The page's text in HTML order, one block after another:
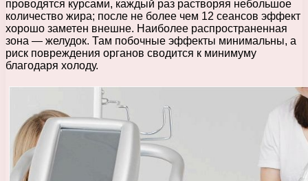
проводятся курсами, каждый раз растворяя небольшое
количество жира; после не более чем 12 сеансов эффект
хорошо заметен внешне. Наиболее распространенная
зона — желудок. Там побочные эффекты минимальны, а
риск повреждения органов сводится к минимуму
благодаря холоду.